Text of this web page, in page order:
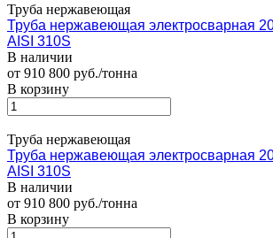
Труба нержавеющая
Труба нержавеющая электросварная
AISI 310S
В наличии
от 910 800 руб./тонна
В корзину
Труба нержавеющая
Труба нержавеющая электросварная
AISI 310S
В наличии
от 910 800 руб./тонна
В корзину